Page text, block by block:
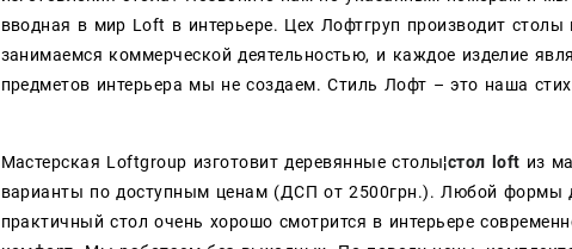
вводная в мир Loft в интерьере. Цех Лофтгруп производит
занимаемся коммерческой деятельностью, и каждое изделие
предметов интерьера мы не создаем. Стиль Лофт – это наша
Мастерская Loftgroup изготовит деревянные столы¦стол loft из
варианты по доступным ценам (ДСП от 2500грн.). Любой формы
практичный стол очень хорошо смотрится в интерьере